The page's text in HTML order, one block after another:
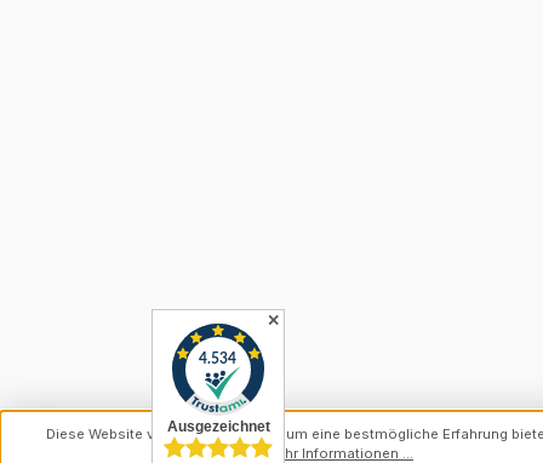
✕
Diese Website verwendet Cookies, um eine bestmögliche Erfahrung
können.Mehr Informationen ...